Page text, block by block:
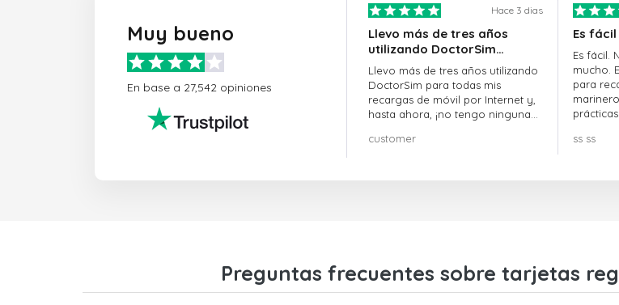
Muy bueno
En base a 27,542 opiniones
Hace 3 dias
Llevo más de tres años
utilizando DoctorSim…
Llevo más de tres años utilizando
DoctorSim para todas mis
recargas de móvil por Internet y,
hasta ahora, ¡no tengo ninguna
customer
Es fácil
Es fácil.
mucho.
para
ss ss
Preguntas frecuentes sobre tarjetas